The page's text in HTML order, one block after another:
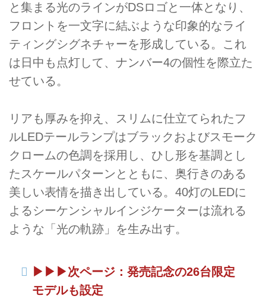
と集まる光のラインがDSロゴと一体となり、
フロントを一文字に結ぶような印象的なライ
ティングシグネチャーを形成している。これ
は日中も点灯して、ナンバー4の個性を際立た
せている。
リアも厚みを抑え、スリムに仕立てられたフ
ルLEDテールランプはブラックおよびスモーク
クロームの色調を採用し、ひし形を基調とし
たスケールパターンとともに、奥行きのある
美しい表情を描き出している。40灯のLEDに
よるシーケンシャルインジケーターは流れる
ような「光の軌跡」を生み出す。
▶︎▶︎▶︎次ページ：発売記念の26台限定
モデルも設定